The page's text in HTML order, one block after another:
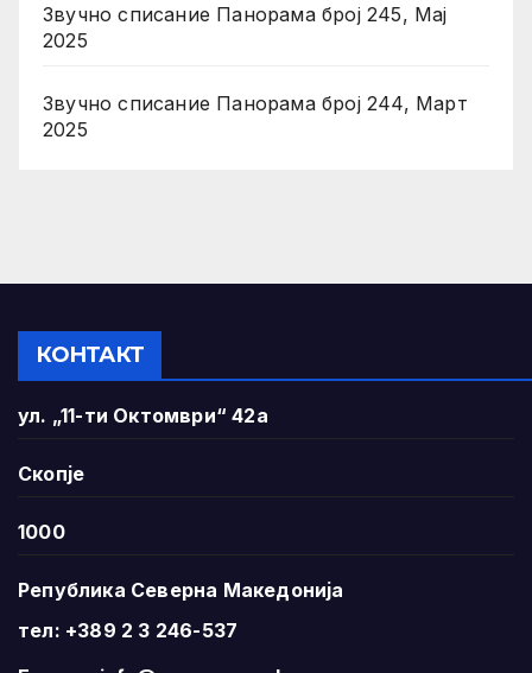
Звучно списание Панорама број 245, Мај
2025
Звучно списание Панорама број 244, Март
2025
КОНТАКТ
ул. „11-ти Октомври“ 42а
Скопје
1000
Република Северна Македонија
тел: +389 2 3 246-537